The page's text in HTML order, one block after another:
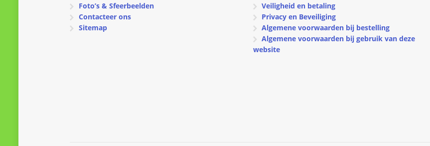
Foto’s & Sfeerbeelden
Contacteer ons
Sitemap
Veiligheid en betaling
Privacy en Beveiliging
Algemene voorwaarden bij bestelling
Algemene voorwaarden bij gebruik van deze
website